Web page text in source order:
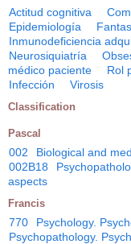
Actitud cognitiva
Epidemiología
Inmunodeficiencia
Neurosiquiatría
médico paciente
Rol
Infección
Virosis
Classification
Pascal
002 Biological and
002B18
aspects
Francis
770 Psychology.
Psychopathology.